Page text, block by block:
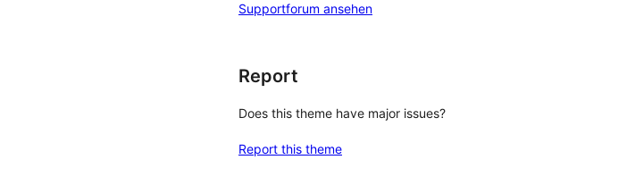
Supportforum ansehen
Report
Does this theme have major issues?
Report this theme